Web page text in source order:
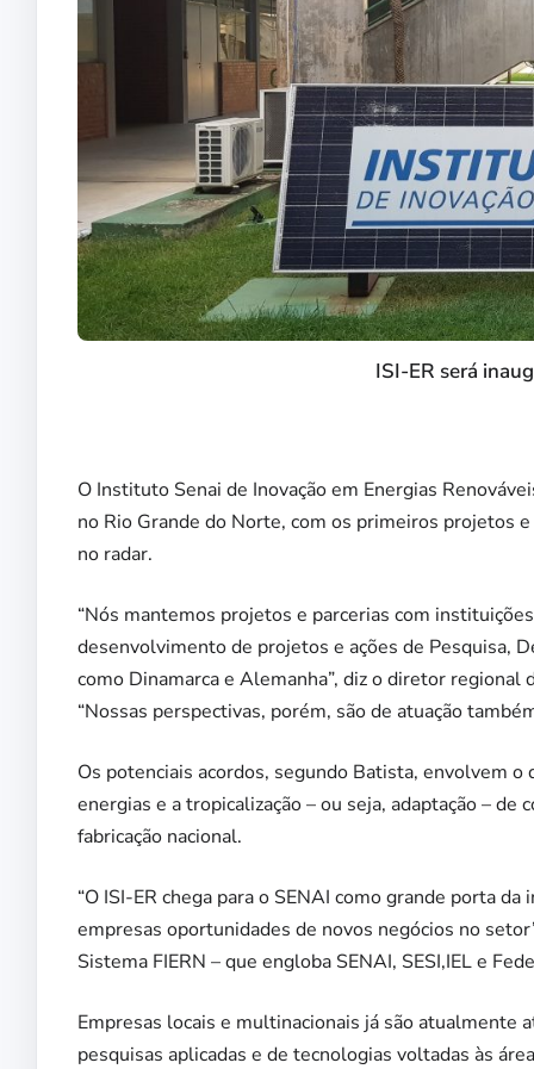
ISI-ER será
O Instituto Senai de Inovação em Energias
no Rio Grande do Norte, com os primeiros projetos
no radar.
“Nós mantemos projetos e parcerias com
desenvolvimento de projetos e ações de Pesquisa,
como Dinamarca e Alemanha”, diz o diretor
“Nossas perspectivas, porém, são de atuação
Os potenciais acordos, segundo Batista, envolvem
energias e a tropicalização – ou seja, adaptação –
fabricação nacional.
“O ISI-ER chega para o SENAI como grande porta
empresas oportunidades de novos negócios no
Sistema FIERN – que engloba SENAI, SESI,IEL e
Empresas locais e multinacionais já são
pesquisas aplicadas e de tecnologias voltadas às